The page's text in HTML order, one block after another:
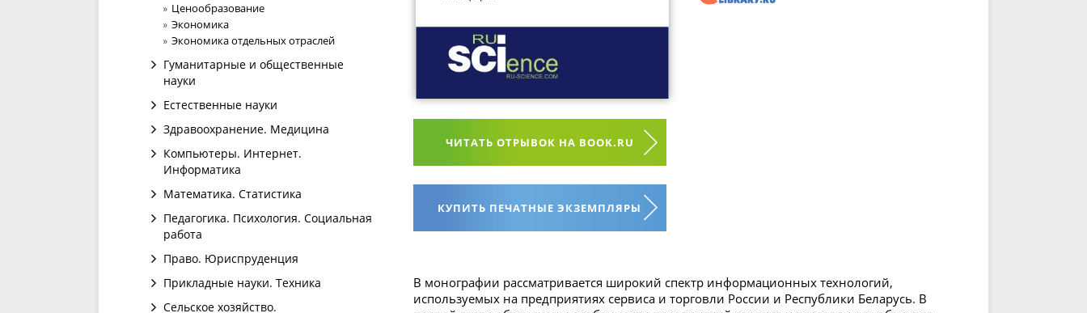
Ценообразование
Экономика
Экономика отдельных отраслей
Гуманитарные и общественные
науки
Естественные науки
Здравоохранение. Медицина
Компьютеры. Интернет.
Информатика
Математика. Статистика
Педагогика. Психология. Социальная
работа
Право. Юриспруденция
Прикладные науки. Техника
Сельское хозяйство.
ЧИТАТЬ ОТРЫВОК НА BOOK.RU
КУПИТЬ ПЕЧАТНЫЕ ЭКЗЕМПЛЯРЫ
В монографии рассматривается широкий спектр информационных технологий,
используемых на предприятиях сервиса и торговли России и Республики Беларусь. В